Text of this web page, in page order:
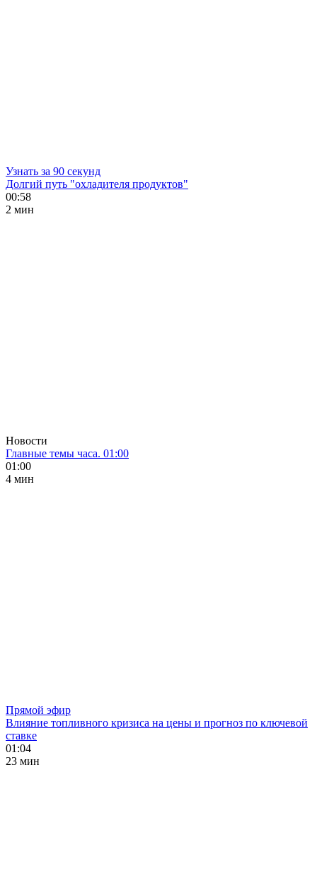
Узнать за 90 секунд
Долгий путь "охладителя продуктов"
00:58
2 мин
Новости
Главные темы часа. 01:00
01:00
4 мин
Прямой эфир
Влияние топливного кризиса на цены и прогноз по ключевой
ставке
01:04
23 мин